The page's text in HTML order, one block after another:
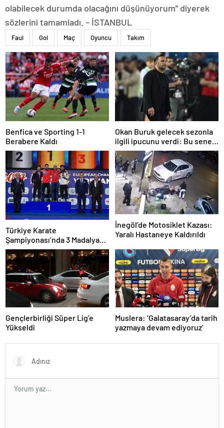
olabilecek durumda olacağını düşünüyorum” diyerek
sözlerini tamamladı. – İSTANBUL
Faul Gol Maç Oyuncu Takım
Benfica ve Sporting 1-1
Berabere Kaldı
Okan Buruk gelecek sezonla
ilgili ipucunu verdi: Bu sene
3, seneye de 4
Türkiye Karate
Şampiyonası’nda 3 Madalya
Kazandı
İnegöl’de Motosiklet Kazası:
Yaralı Hastaneye Kaldırıldı
Gençlerbirliği Süper Lig’e
Yükseldi
Muslera: ‘Galatasaray’da tarih
yazmaya devam ediyoruz’